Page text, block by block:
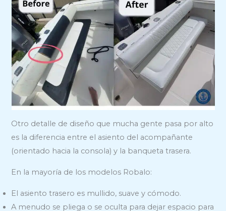
Otro detalle de diseño que mucha gente pasa por alto
es la diferencia entre el asiento del acompañante
(orientado hacia la consola) y la banqueta trasera.
En la mayoría de los modelos Robalo:
El asiento trasero es mullido, suave y cómodo.
A menudo se pliega o se oculta para dejar espacio para